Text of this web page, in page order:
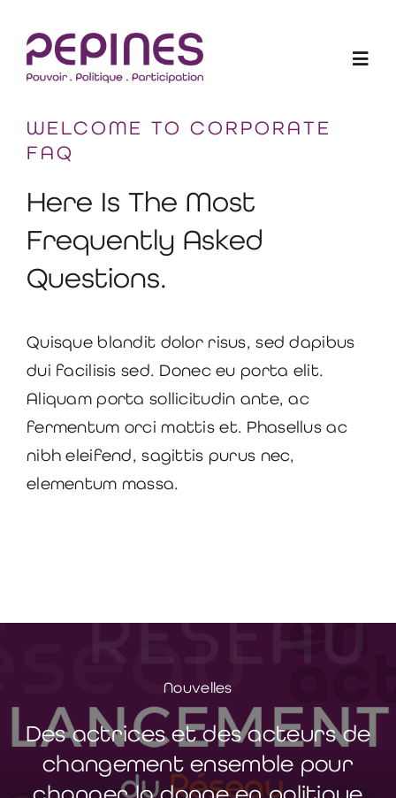
content
Les Elu-e-s en action
Projets
Qui sommes-nous ?
Devenir membre
WELCOME TO CORPORATE
FAQ
Here Is The Most
Frequently Asked
Questions.
Quisque blandit dolor risus, sed dapibus
dui facilisis sed. Donec eu porta elit.
Aliquam porta sollicitudin ante, ac
fermentum orci mattis et. Phasellus ac
nibh eleifend, sagittis purus nec,
elementum massa.
Nouvelles
Des actrices et des acteurs de
changement ensemble pour